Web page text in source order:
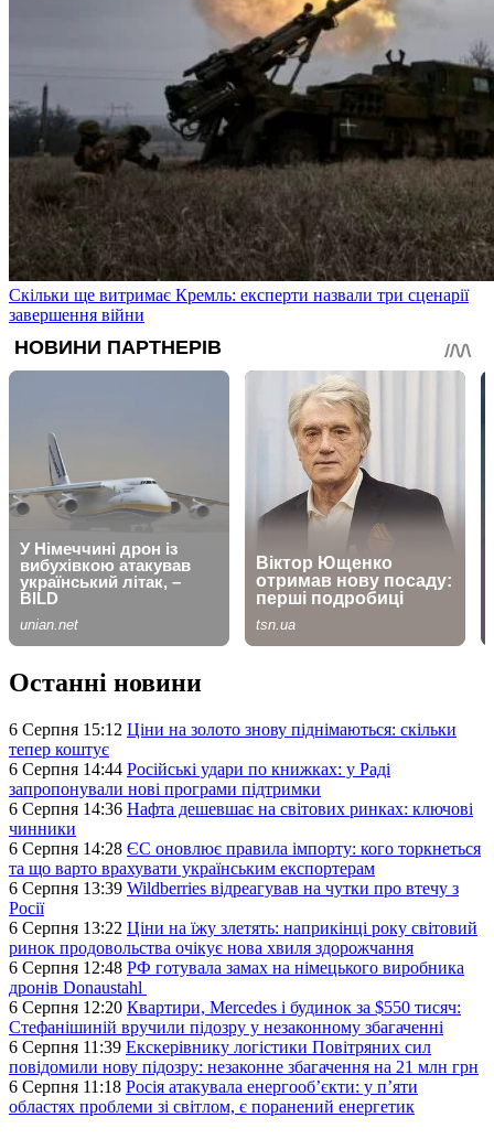
Скільки ще витримає Кремль: експерти назвали три сценарії
завершення війни
Останні новини
6 Серпня 15:12 Ціни на золото знову піднімаються: скільки
тепер коштує
6 Серпня 14:44 Російські удари по книжках: у Раді
запропонували нові програми підтримки
6 Серпня 14:36 Нафта дешевшає на світових ринках: ключові
чинники
6 Серпня 14:28 ЄС оновлює правила імпорту: кого торкнеться
та що варто врахувати українським експортерам
6 Серпня 13:39 Wildberries відреагував на чутки про втечу з
Росії
6 Серпня 13:22 Ціни на їжу злетять: наприкінці року світовий
ринок продовольства очікує нова хвиля здорожчання
6 Серпня 12:48 РФ готувала замах на німецького виробника
дронів Donaustahl
6 Серпня 12:20 Квартири, Mercedes і будинок за $550 тисяч:
Стефанішиній вручили підозру у незаконному збагаченні
6 Серпня 11:39 Екскерівнику логістики Повітряних сил
повідомили нову підозру: незаконне збагачення на 21 млн грн
6 Серпня 11:18 Росія атакувала енергооб’єкти: у п’яти
областях проблеми зі світлом, є поранений енергетик